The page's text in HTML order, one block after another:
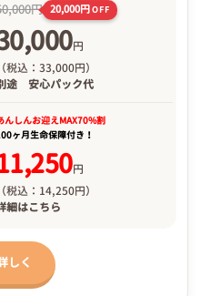
円 20,000円OFF
円
（税込：33,000円）
途 安心パック代
んしんお迎えMAX70%割
ヶ月生命保障付き！
円
（税込：14,250円）
細はこちら
しく